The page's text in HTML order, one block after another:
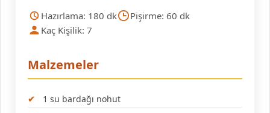
Hazırlama: 180 dk
Pişirme: 60 dk
Kaç Kişilik: 7
Malzemeler
1 su bardağı nohut